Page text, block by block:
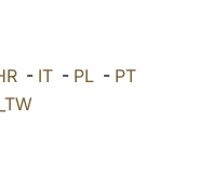
العربيّة - IT- PL- PT